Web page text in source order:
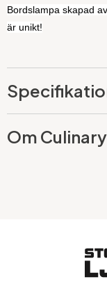
Bordslampa skapad
är unikt!
Om